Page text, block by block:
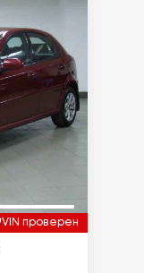
VIN проверен